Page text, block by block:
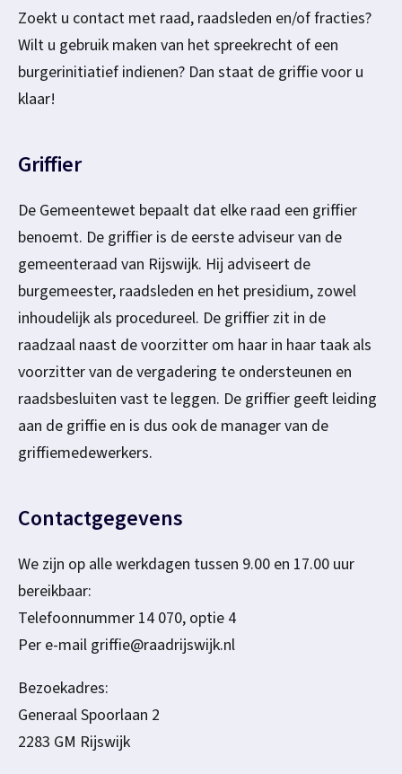
Zoekt u contact met raad, raadsleden en/of fracties?
Wilt u gebruik maken van het spreekrecht of een
burgerinitiatief indienen? Dan staat de griffie voor u
klaar!
Griffier
De Gemeentewet bepaalt dat elke raad een griffier
benoemt. De griffier is de eerste adviseur van de
gemeenteraad van Rijswijk. Hij adviseert de
burgemeester, raadsleden en het presidium, zowel
inhoudelijk als procedureel. De griffier zit in de
raadzaal naast de voorzitter om haar in haar taak als
voorzitter van de vergadering te ondersteunen en
raadsbesluiten vast te leggen. De griffier geeft leiding
aan de griffie en is dus ook de manager van de
griffiemedewerkers.
Contactgegevens
We zijn op alle werkdagen tussen 9.00 en 17.00 uur
bereikbaar:
Telefoonnummer 14 070, optie 4
Per e-mail griffie@raadrijswijk.nl
Bezoekadres:
Generaal Spoorlaan 2
2283 GM Rijswijk